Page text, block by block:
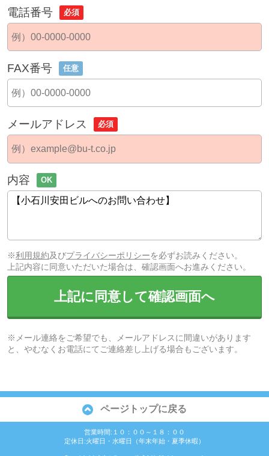
電話番号 必須
FAX番号 任意
メールアドレス 必須
内容 OK
※利用規約及びプライバシーポリシーを必ずお読みください。
上記内容に同意いただいた場合は、確認画面へお進みください。
上記に同意して確認画面へ
※メール連絡をご希望でも、メールアドレスに間違いがあります
と、やむなくお電話にてご連絡差し上げる場合もございます。
ページトップに戻る
営業時間:１０：００～１８：００
定休日:火曜日・水曜日（年末年始・夏季休暇）